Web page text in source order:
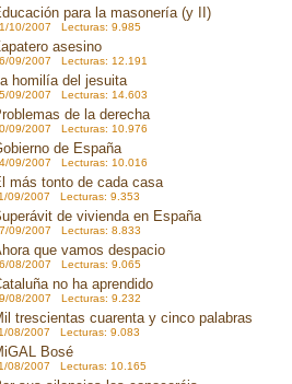
para la masonería (y II)
10/2007 Lecturas: 9.985
asesino
09/2007 Lecturas: 12.191
homilía del jesuita
09/2007 Lecturas: 14.603
de la derecha
09/2007 Lecturas: 10.976
de España
09/2007 Lecturas: 10.016
más tonto de cada casa
09/2007 Lecturas: 9.353
de vivienda en España
09/2007 Lecturas: 8.833
que vamos despacio
08/2007 Lecturas: 9.065
no ha aprendido
08/2007 Lecturas: 9.232
trescientas cuarenta y cinco palabras
08/2007 Lecturas: 9.083
Bosé
08/2007 Lecturas: 10.165